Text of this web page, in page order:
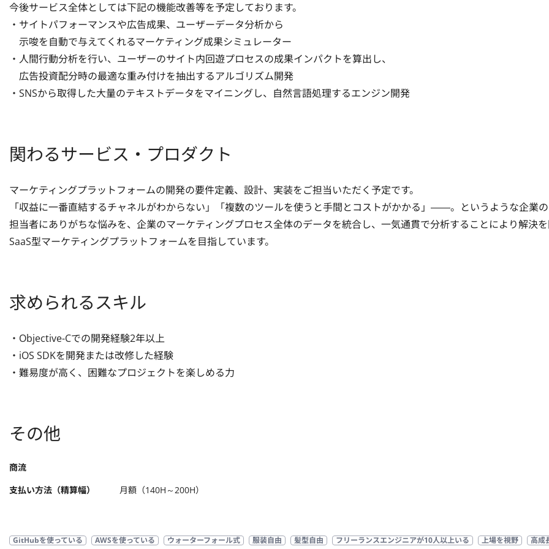
今後サービス全体としては下記の機能改善等を予定しております。
・サイトパフォーマンスや広告成果、ユーザーデータ分析から
示唆を自動で与えてくれるマーケティング成果シミュレーター
・人間行動分析を行い、ユーザーのサイト内回遊プロセスの成果インパクトを算出し、
広告投資配分時の最適な重み付けを抽出するアルゴリズム開発
・SNSから取得した大量のテキストデータをマイニングし、自然言語処理するエンジン開発
関わるサービス・プロダクト
マーケティングプラットフォームの開発の要件定義、設計、実装をご担当いただく予定です。
「収益に一番直結するチャネルがわからない」「複数のツールを使うと手間とコストがかかる」――。というような企業
担当者にありがちな悩みを、企業のマーケティングプロセス全体のデータを統合し、一気通貫で分析することにより解決
SaaS型マーケティングプラットフォームを目指しています。
求められるスキル
・Objective-Cでの開発経験2年以上
・iOS SDKを開発または改修した経験
・難易度が高く、困難なプロジェクトを楽しめる力
その他
商流
支払い方法（精算幅）
月額（140H～200H）
GitHubを使っている AWSを使っている ウォーターフォール式 服装自由 髪型自由 フリーランスエンジニアが10人以上いる 上場を視野
高成